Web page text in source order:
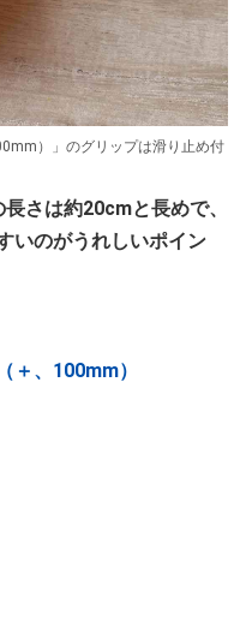
）」のグリップは滑り止め付
さは約20cmと長めで、
いのがうれしいポイン
、100mm）